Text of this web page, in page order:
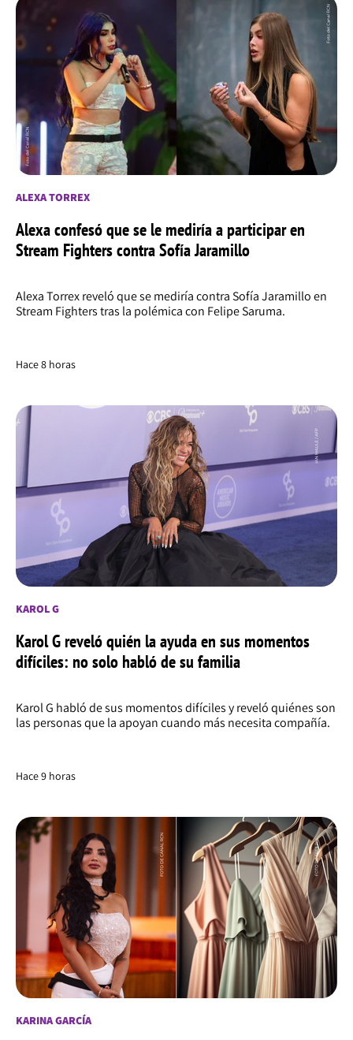
ALEXA TORREX
Alexa confesó que se le mediría a participar en
Stream Fighters contra Sofía Jaramillo
Alexa Torrex reveló que se mediría contra Sofía Jaramillo en
Stream Fighters tras la polémica con Felipe Saruma.
Hace 8 horas
KAROL G
Karol G reveló quién la ayuda en sus momentos
difíciles: no solo habló de su familia
Karol G habló de sus momentos difíciles y reveló quiénes son
las personas que la apoyan cuando más necesita compañía.
Hace 9 horas
KARINA GARCÍA